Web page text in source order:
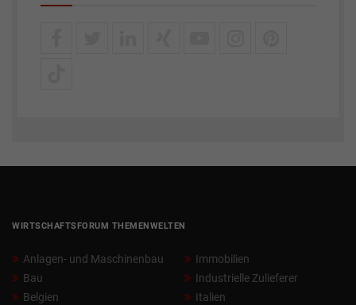
WIRTSCHAFTSFORUM THEMENWELTEN
Anlagen- und Maschinenbau
Bau
Belgien
Immobilien
Industrielle Zulieferer
Italien